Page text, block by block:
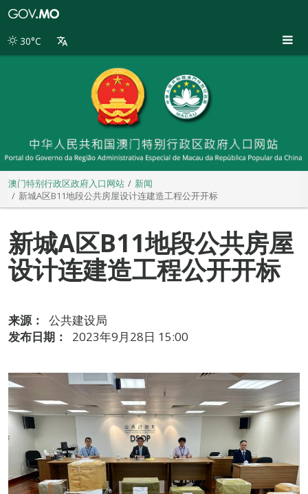
别
30°C
澳门特别行政区政府入口网站
新闻
新城A区B11地段公共房屋设计连建造工程公开开标
新城A区B11地段公共房屋
设计连建造工程公开开标
来源：
公共建设局
发布日期：
2023年9月28日 15:00